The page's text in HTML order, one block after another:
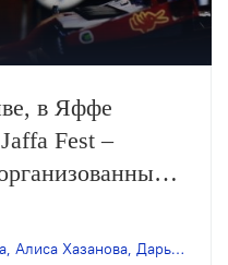
в Яффе
Fest –
его
раньше, а в
, Алиса Хазанова, Дарья Виолина